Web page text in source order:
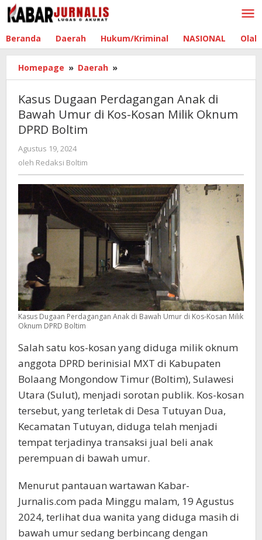
Lewati
ke
Beranda Daerah Hukum/Kriminal NASIONAL
Homepage » Daerah »
Dugaan
Perdagangan
Anak
di
Kosan
Milik
Oknum
DPRD
Boltim
Kasus Dugaan Perdagangan Anak di
Bawah Umur di Kos-Kosan Milik Oknum
DPRD Boltim
Agustus 19, 2024
Redaksi
oleh Redaksi Boltim
Kasus Dugaan Perdagangan Anak di Bawah Umur di Kos-Kosan Milik
Oknum DPRD Boltim
Salah satu kos-kosan yang diduga milik oknum
anggota DPRD berinisial MXT di Kabupaten
Bolaang Mongondow Timur (Boltim), Sulawesi
Utara (Sulut), menjadi sorotan publik. Kos-kosan
tersebut, yang terletak di Desa Tutuyan Dua,
Kecamatan Tutuyan, diduga telah menjadi
tempat terjadinya transaksi jual beli anak
perempuan di bawah umur.
Menurut pantauan wartawan Kabar-
Jurnalis.com pada Minggu malam, 19 Agustus
2024, terlihat dua wanita yang diduga masih di
bawah umur sedang berbincang dengan